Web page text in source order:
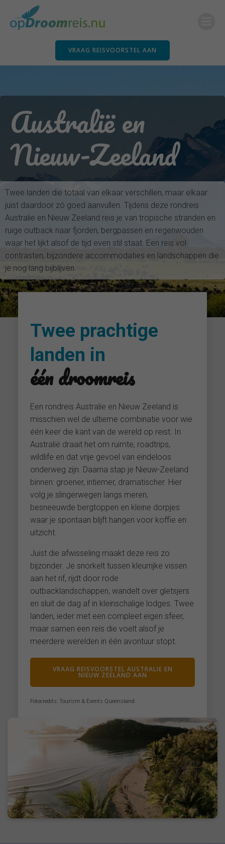
inhoud
VRAAG REISVOORSTEL AAN
Australië en
Nieuw-Zeeland
Twee landen die totaal van elkaar verschillen, maar elkaar
juist daardoor zó goed aanvullen. Tijdens deze rondreis
Australie en Nieuw Zeeland reis je van tropische stranden en
ruige outback naar fjorden, bergpassen en regenwouden
waar het lijkt alsof de tijd even stil staat. Een reis vol
contrasten, bijzondere accommodaties en landschappen die
je nog lang bijblijven.
Twee prachtige
landen in
één droomreis
Een rondreis Australie en Nieuw Zeeland is
misschien wel de ultieme combinatie voor wie
één keer die kant van de wereld op reist. In
Australië draait het om ruimte, roadtrips,
wildlife en dat vrije gevoel van eindeloos
onderweg zijn. Daarna stap je Nieuw-Zeeland
binnen: groener, intiemer, dramatischer. Hier
volg je slingerwegen langs meren,
besneeuwde bergtoppen en kleine dorpjes
waar je spontaan blijft hangen voor koffie en
uitzicht.
Juist die afwisseling maakt deze reis zo
bijzonder. Je snorkelt tussen kleurrijke vissen
aan het rif, rijdt door rode
outbacklandschappen, wandelt over gletsjers
en sluit de dag af in kleinschalige lodges. Twee
landen, ieder met een compleet eigen sfeer,
maar samen een reis die voelt alsof je
meerdere werelden in één avontuur stopt.
VRAAG REISVOORSTEL AUSTRALIE EN
NIEUW ZEELAND AAN
Fotocredits: Tourism & Events Queensland